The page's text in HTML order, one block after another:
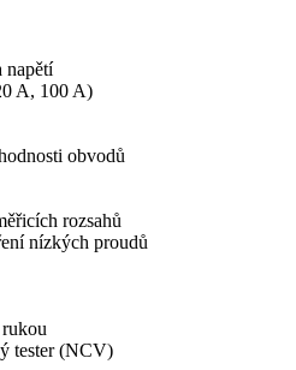
napětí
A, 100 A)
obvodů
rozsahů
nízkých proudů
tester (NCV)